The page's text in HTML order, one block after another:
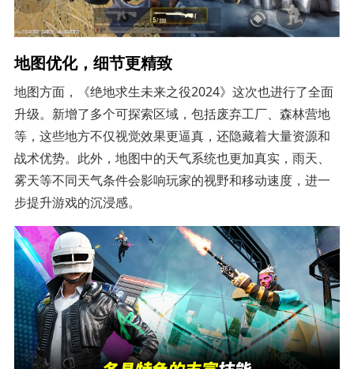
地图优化，细节更精致
地图方面，《绝地求生未来之役2024》这次也进行了全面
升级。新增了多个可探索区域，包括废弃工厂、森林营地
等，这些地方不仅视觉效果更逼真，还隐藏着大量资源和
战术优势。此外，地图中的天气系统也更加真实，雨天、
雾天等不同天气条件会影响玩家的视野和移动速度，进一
步提升游戏的沉浸感。